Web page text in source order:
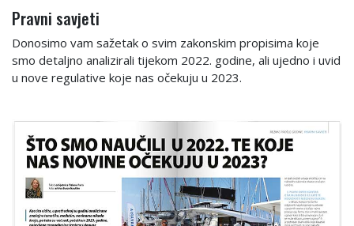
Pravni savjeti
Donosimo vam sažetak o svim zakonskim propisima koje
smo detaljno analizirali tijekom 2022. godine, ali ujedno i uvid
u nove regulative koje nas očekuju u 2023.